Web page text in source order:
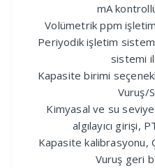
mA
Volümetrik ppm
Periyodik işletim
sistemi
Kapasite birimi
Vuruş/
Kimyasal ve su
algılayıcı girişi,
Kapasite kalibrasyonu,
Vuruş geri